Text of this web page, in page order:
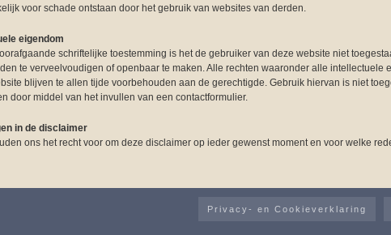
voor schade ontstaan door het gebruik van websites van derden.
eigendom
schriftelijke toestemming is het de gebruiker van deze website niet
te verveelvoudigen of openbaar te maken. Alle rechten waaronder alle
blijven te allen tijde voorbehouden aan de gerechtigde. Gebruik hiervan is niet
door middel van het invullen van een contactformulier.
in de disclaimer
ons het recht voor om deze disclaimer op ieder gewenst moment en voor welke
Privacy- en Cookieverklaring